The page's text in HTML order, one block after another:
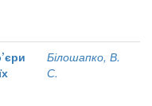
Білошапко, В.
С.